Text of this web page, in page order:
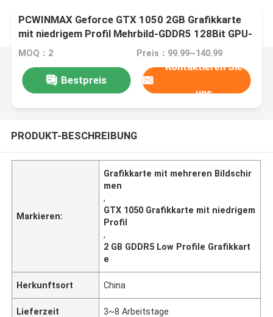
PCWINMAX Geforce GTX 1050 2GB Grafikkarte
mit niedrigem Profil Mehrbild-GDDR5 128Bit GPU-
Videokarte für Desktop-PC
MOQ：2 Preis：99.99~140.99
Bestpreis
Kontaktieren Sie
uns
PRODUKT-BESCHREIBUNG
Markieren:
Grafikkarte mit mehreren Bildschir
men
,
GTX 1050 Grafikkarte mit niedrigem
Profil
,
2 GB GDDR5 Low Profile Grafikkart
e
Herkunftsort China
Lieferzeit 3~8 Arbeitstage